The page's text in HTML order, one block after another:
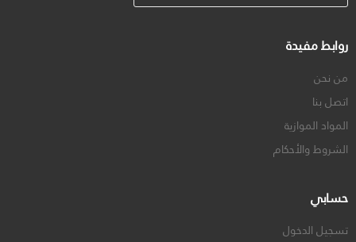
روابط مفيدة
من نحن
اتصل بنا
المواد الموازية
الشروط والأحكام
حسابي
تسجيل الدخول